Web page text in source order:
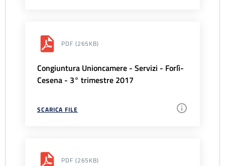
PDF (265KB)
Congiuntura Unioncamere - Servizi - Forlì-
Cesena - 3° trimestre 2017
SCARICA FILE
PDF (265KB)